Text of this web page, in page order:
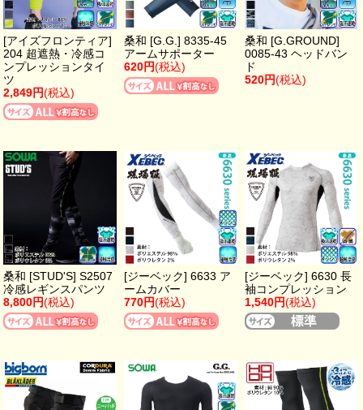
[アイズフロンティア]
204 超遮熱・冷感コ
ンプレッションタイ
ツ
2,849円(税込)
桑和 [G.G.] 8335-45
アームサポーター
620円(税込)
桑和 [G.GROUND]
0085-43 ヘッドバン
ド
520円(税込)
桑和 [STUD'S] S2507
冷感レギンスパンツ
8,800円(税込)
[ジーベック] 6633 ア
ームカバー
770円(税込)
[ジーベック] 6630 長
袖コンプレッション
1,540円(税込)